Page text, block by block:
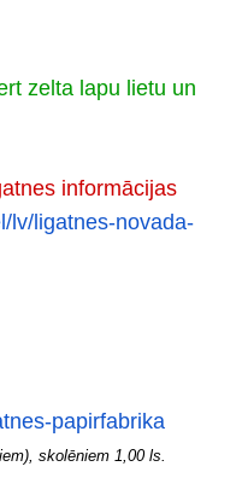
zelta lapu lietu un
informācijas
lv/ligatnes-novada-
papirfabrika
skolēniem 1,00 ls.